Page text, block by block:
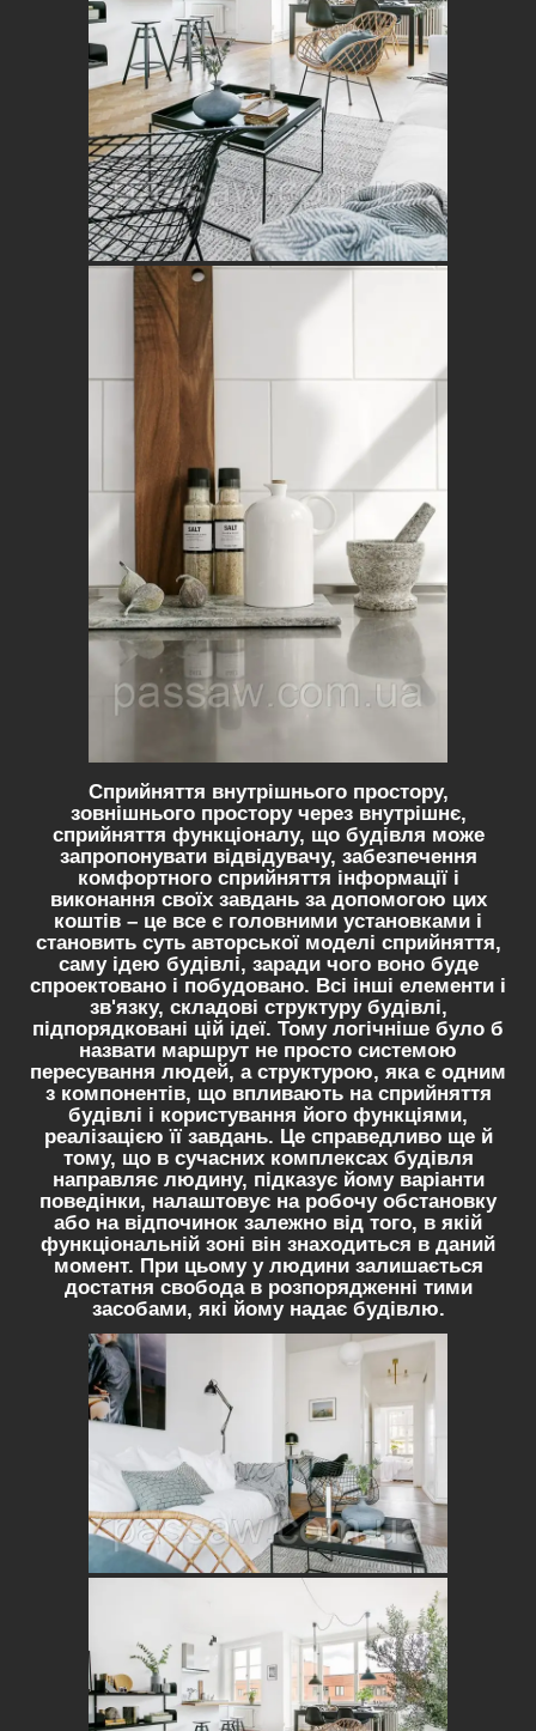
Сприйняття внутрішнього простору,
зовнішнього простору через внутрішнє,
сприйняття функціоналу, що будівля може
запропонувати відвідувачу, забезпечення
комфортного сприйняття інформації і
виконання своїх завдань за допомогою цих
коштів – це все є головними установками і
становить суть авторської моделі сприйняття,
саму ідею будівлі, заради чого воно буде
спроектовано і побудовано. Всі інші елементи і
зв'язку, складові структуру будівлі,
підпорядковані цій ідеї. Тому логічніше було б
назвати маршрут не просто системою
пересування людей, а структурою, яка є одним
з компонентів, що впливають на сприйняття
будівлі і користування його функціями,
реалізацією її завдань. Це справедливо ще й
тому, що в сучасних комплексах будівля
направляє людину, підказує йому варіанти
поведінки, налаштовує на робочу обстановку
або на відпочинок залежно від того, в якій
функціональній зоні він знаходиться в даний
момент. При цьому у людини залишається
достатня свобода в розпорядженні тими
засобами, які йому надає будівлю.